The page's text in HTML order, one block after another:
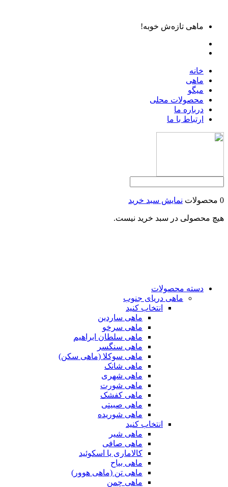
ماهی تازه‌ش خوبه!
خانه
ماهی
میگو
محصولات محلی
درباره ما
ارتباط با ما
0 محصولات نمایش سبد خرید
هیچ محصولی در سبد خرید نیست.
دسته محصولات
ماهی دریای جنوب
انتخاب کنید
ماهی ساردین
ماهی سرخو
ماهی سلطان ابراهیم
ماهی سنگسر
ماهی سوکلا (ماهی سکن)
ماهی شانک
ماهی شهری
ماهی شورت
ماهی کفشک
ماهی صبیتی
ماهی شوریده
انتخاب کنید
ماهی شیر
ماهی صافی
کالاماری یا اسکوئید
ماهی بیاح
ماهی تن (ماهی هوور)
ماهی چمن